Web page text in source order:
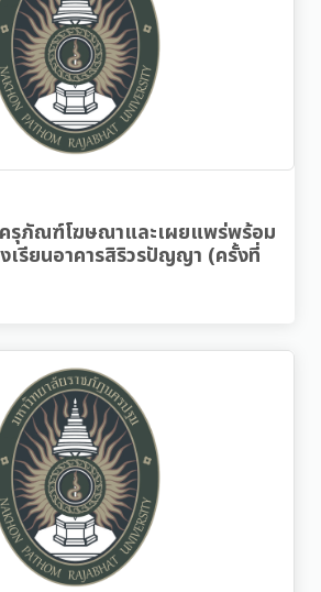
ครุภัณฑ์โฆษณาและเผยแพร่พร้อม
เรียนอาคารสิริวรปัญญา (ครั้งที่